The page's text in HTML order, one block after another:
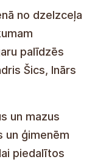
no dzelzceļa
palīdzēs
Šics, Inārs
un mazus
un ģimenēm
piedalītos